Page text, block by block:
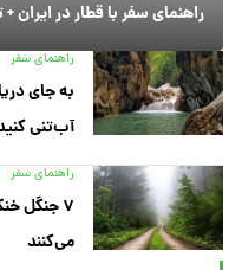
راهنمای سفر با قطار در
راهنمای سفر
به جای
آب‌تنی
راهنمای سفر
۷ جنگل
می‌کنند